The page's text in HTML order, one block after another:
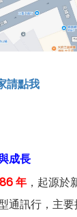
請點我
成長
年 ，起源於
通訊行，主